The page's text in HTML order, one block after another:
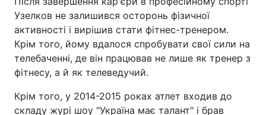
Узелков не залишився осторонь фізичної
активності і вирішив стати фітнес-тренером.
Крім того, йому вдалося спробувати свої сили на
телебаченні, де він працював не лише як тренер з
фітнесу, а й як телеведучий.
Крім того, у 2014-2015 роках атлет входив до
складу журі шоу "Україна має талант" і брав